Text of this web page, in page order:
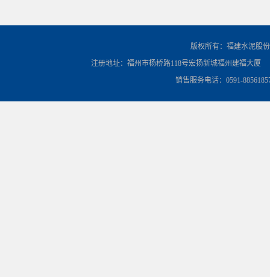
版权所有：福建水泥股
注册地址：福州市杨桥路118号宏扬新城福州建福大厦
销售服务电话：0591-